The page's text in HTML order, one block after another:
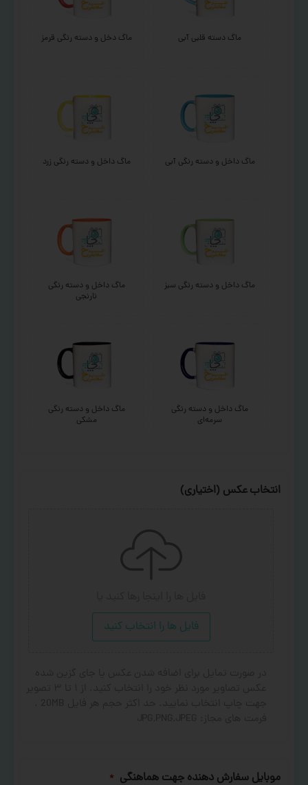
ماگ دسته قلبی آبی ماگ دخل و دسته رنگی قرمز
ماگ داخل و دسته رنگی آبی ماگ داخل و دسته رنگی زرد
ماگ داخل و دسته رنگی سبز
ماگ داخل و دسته رنگی
نارنجی
ماگ داخل و دسته رنگی
سرمه‌ای
ماگ داخل و دسته رنگی
مشکی
انتخاب عکس (اختیاری)
فایل ها را انتخاب کنید
موبایل سفارش دهنده جهت هماهنگی *